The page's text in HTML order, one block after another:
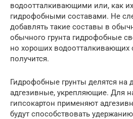
водоотталкивающими или, как
гидрофобными составами. Не
добавлять такие составы в
обычного грунта гидрофобные
но хороших водоотталкивающих
получится.
Гидрофобные грунты делятся на
адгезивные, укрепляющие. Для
гипсокартон применяют
будут способствовать